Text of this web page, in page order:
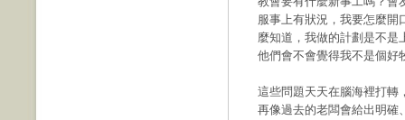
服事上有狀況，我要怎麼開
麼知道，我做的計劃是不是
他們會不會覺得我不是個
這些問題天天在腦海裡打轉
再像過去的老闆會給出明確